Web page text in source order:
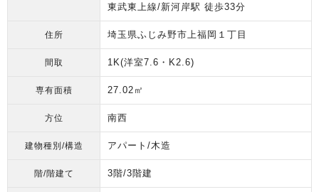
東武東上線/新河岸駅 徒歩33分
住所 埼玉県ふじみ野市上福岡１丁目
間取 1K(洋室7.6・K2.6)
専有面積 27.02㎡
方位 南西
建物種別/構造 アパート/木造
階/階建て 3階/3階建